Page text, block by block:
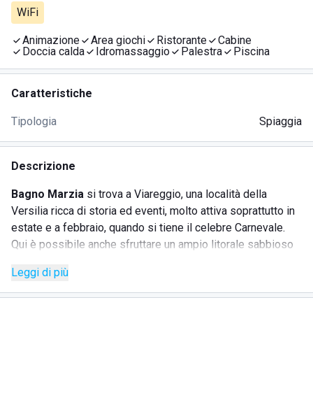
WiFi
Animazione Area giochi Ristorante
Cabine
Doccia calda
Idromassaggio Palestra Piscina
Caratteristiche
Tipologia Spiaggia
Descrizione
Bagno Marzia si trova a Viareggio, una località della
Versilia ricca di storia ed eventi, molto attiva soprattutto in
estate e a febbraio, quando si tiene il celebre Carnevale.
Qui è possibile anche sfruttare un ampio litorale sabbioso
In particolare, lo stabilimento offre una porzione di spiaggia
attrezzata dove trovare lettini e ombrelloni con servizi
Leggi di più